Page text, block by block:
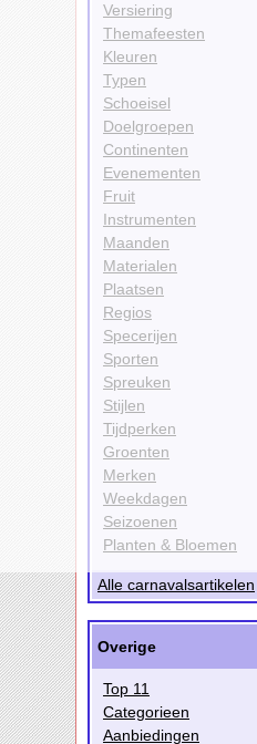
Versiering
Themafeesten
Kleuren
Typen
Schoeisel
Doelgroepen
Continenten
Evenementen
Fruit
Instrumenten
Maanden
Materialen
Plaatsen
Regios
Specerijen
Sporten
Spreuken
Stijlen
Tijdperken
Groenten
Merken
Weekdagen
Seizoenen
Planten & Bloemen
Alle carnavalsartikelen
Overige
Top 11
Categorieen
Aanbiedingen